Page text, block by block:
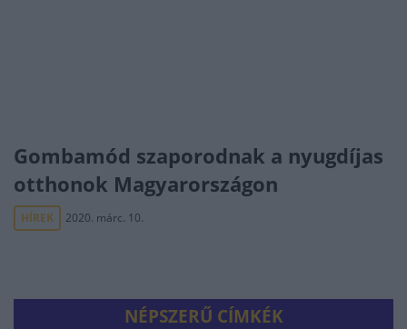
Gombamód szaporodnak a nyugdíjas
otthonok Magyarországon
HÍREK 2020. márc. 10.
NÉPSZERŰ CÍMKÉK